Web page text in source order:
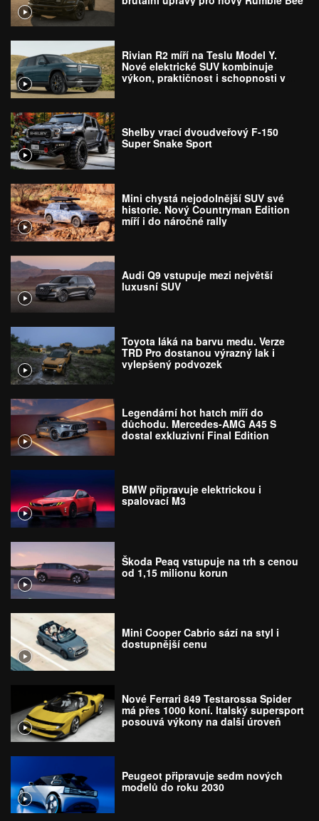
Rivian R2 míří na Teslu Model Y.
Nové elektrické SUV kombinuje
výkon, praktičnost i schopnosti v
Shelby vrací dvoudveřový F-150
Super Snake Sport
Mini chystá nejodolnější SUV své
historie. Nový Countryman Edition
míří i do náročné rally
Audi Q9 vstupuje mezi největší
luxusní SUV
Toyota láká na barvu medu. Verze
TRD Pro dostanou výrazný lak i
vylepšený podvozek
Legendární hot hatch míří do
důchodu. Mercedes-AMG A45 S
dostal exkluzivní Final Edition
BMW připravuje elektrickou i
spalovací M3
Škoda Peaq vstupuje na trh s cenou
od 1,15 milionu korun
Mini Cooper Cabrio sází na styl i
dostupnější cenu
Nové Ferrari 849 Testarossa Spider
má přes 1000 koní. Italský supersport
posouvá výkony na další úroveň
Peugeot připravuje sedm nových
modelů do roku 2030